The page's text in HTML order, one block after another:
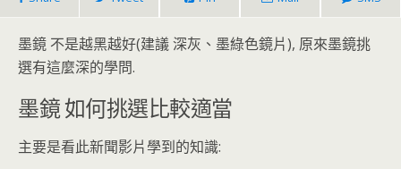
墨鏡 不是越黑越好(建議 深灰、墨綠色鏡片), 原來墨鏡挑
選有這麼深的學問.
墨鏡 如何挑選比較適當
主要是看此新聞影片學到的知識: